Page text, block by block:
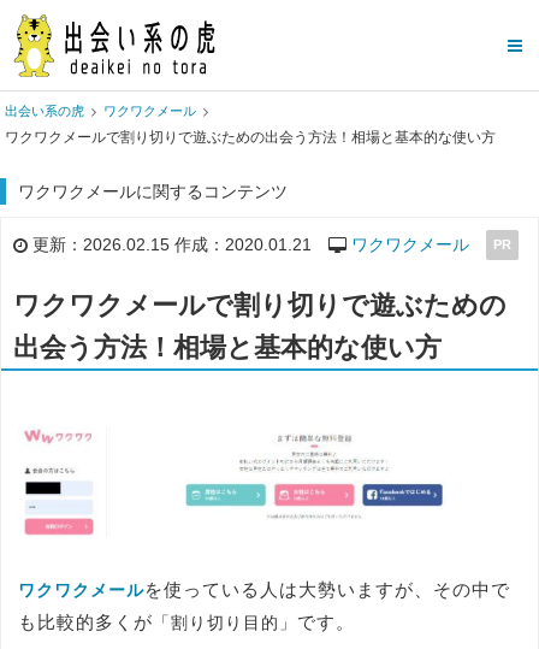
出会い系の虎 ワクワクメール
ワクワクメールで割り切りで遊ぶための出会う方法！相場と基本的な使い方
ワクワクメールに関するコンテンツ
更新：2026.02.15 作成：2020.01.21 ワクワクメール PR
ワクワクメールで割り切りで遊ぶための
出会う方法！相場と基本的な使い方
ワクワクメールを使っている人は大勢いますが、その中で
も比較的多くが 「割り切り目的」 です。